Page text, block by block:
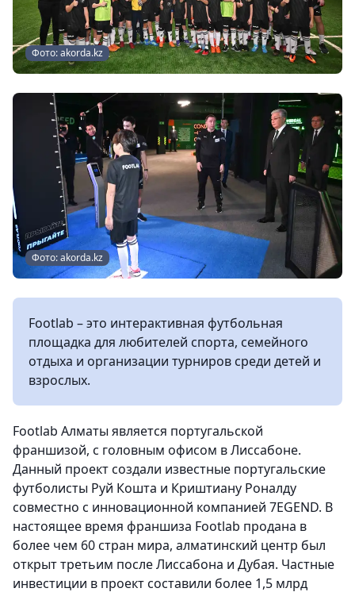
Фото: akorda.kz
Фото: akorda.kz
Footlab – это интерактивная футбольная
площадка для любителей спорта, семейного
отдыха и организации турниров среди детей и
взрослых.
Footlab Алматы является португальской
франшизой, c головным офисом в Лиссабоне.
Данный проект создали известные португальские
футболисты Руй Кошта и Криштиану Роналду
совместно с инновационной компанией 7EGEND. В
настоящее время франшиза Footlab продана в
более чем 60 стран мира, алматинский центр был
открыт третьим после Лиссабона и Дубая. Частные
инвестиции в проект составили более 1,5 млрд